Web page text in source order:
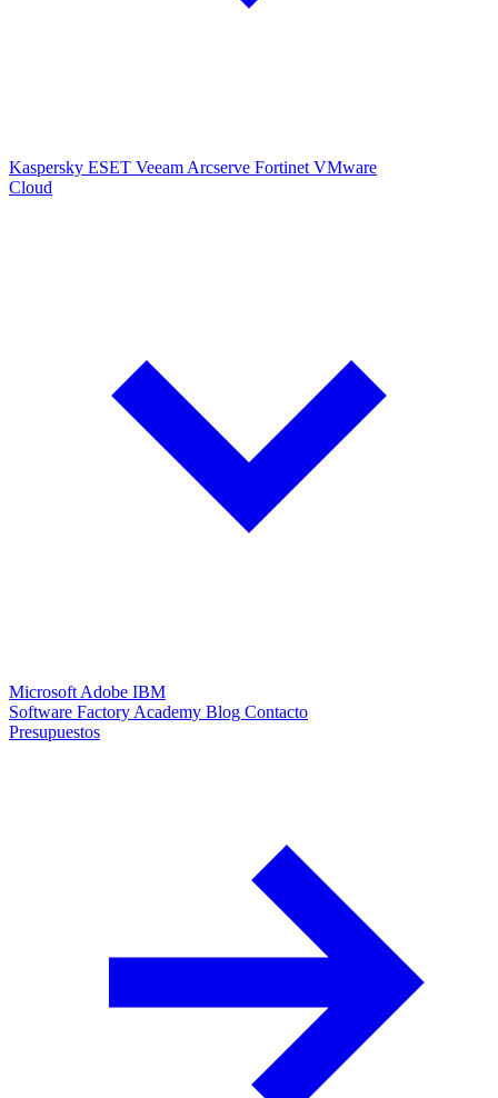
Kaspersky ESET Veeam Arcserve Fortinet VMware
Cloud
Microsoft Adobe IBM
Software Factory Academy Blog Contacto
Presupuestos